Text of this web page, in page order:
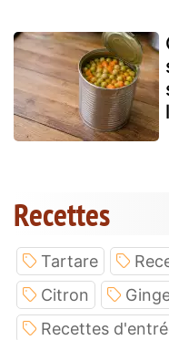
Recettes
Tartare
Citron
Recettes